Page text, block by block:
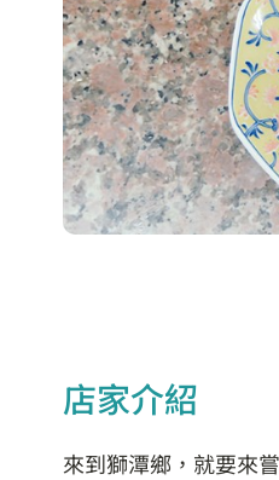
店家介紹
來到獅潭鄉，就要來